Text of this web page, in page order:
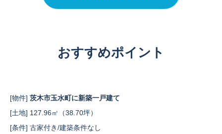
おすすめポイント
[物件] 茨木市玉水町に新築一戸建て
[土地] 127.96㎡（38.70坪）
[条件] 古家付き/建築条件なし